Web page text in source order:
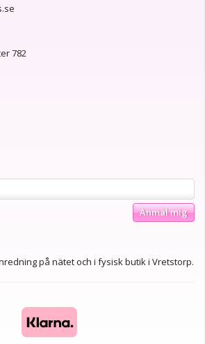
782
Anmäl mig
på nätet och i fysisk butik i Vretstorp.